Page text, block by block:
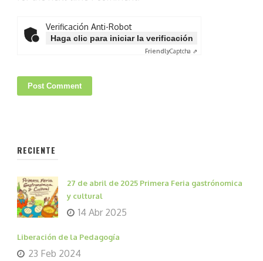
Verificación Anti-Robot
Haga clic para iniciar la verificación
FriendlyCaptcha ⇗
RECIENTE
27 de abril de 2025 Primera Feria gastrónomica
y cultural
14 Abr 2025
Liberación de la Pedagogía
23 Feb 2024